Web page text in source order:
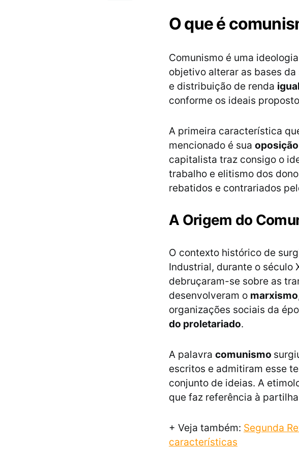
O que é
Comunismo é uma ideologia
objetivo alterar as bases
e distribuição de renda
conforme os ideais
A primeira característica
mencionado é sua
capitalista traz consigo o
trabalho e elitismo dos
rebatidos e contrariados
A Origem do
O contexto histórico de
Industrial, durante o século
debruçaram-se sobre as
desenvolveram o marxismo
organizações sociais da
do proletariado.
A palavra comunismo
escritos e admitiram esse
conjunto de ideias. A
que faz referência à
+ Veja também: Segunda
características